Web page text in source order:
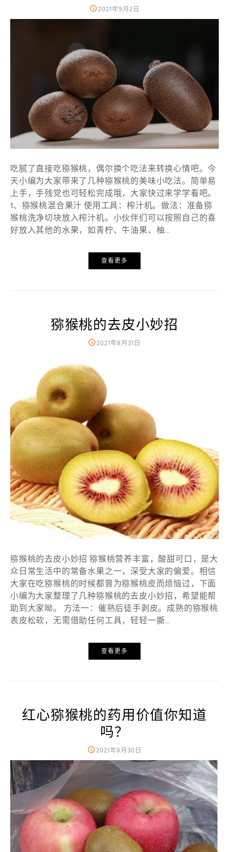
2021年9月2日
吃腻了直接吃猕猴桃，偶尔换个吃法来转换心情吧。今
天小编为大家带来了几种猕猴桃的美味小吃法。简单易
上手，手残党也可轻松完成哦，大家快过来学学看吧。
1、猕猴桃混合果汁 使用工具：榨汁机。做法：准备猕
猴桃洗净切块放入榨汁机。小伙伴们可以按照自己的喜
好放入其他的水果，如青柠、牛油果、柚…
查看更多
猕猴桃的去皮小妙招
2021年8月31日
猕猴桃的去皮小妙招 猕猴桃营养丰富，酸甜可口，是大
众日常生活中的常备水果之一，深受大家的偏爱。相信
大家在吃猕猴桃的时候都曾为猕猴桃皮而烦恼过，下面
小编为大家整理了几种猕猴桃的去皮小妙招，希望能帮
助到大家呦。 方法一：催熟后徒手剥皮。成熟的猕猴桃
表皮松软，无需借助任何工具，轻轻一撕…
查看更多
红心猕猴桃的药用价值你知道
吗？
2021年8月30日